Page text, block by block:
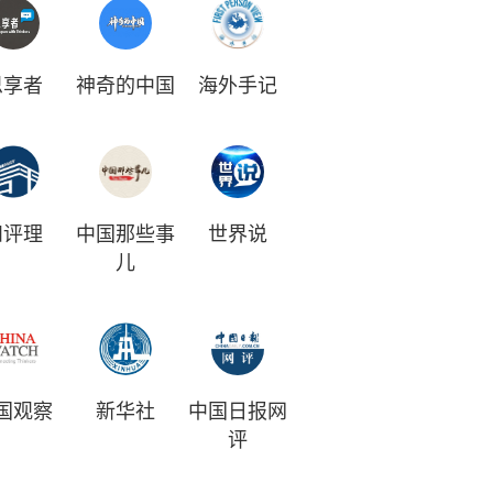
者 神奇的中国 海外手记
理
中国那些事
儿
世界说
观察 新华社
中国日报网
评